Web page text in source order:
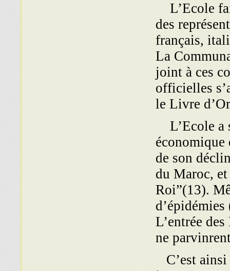
L’Ecole
des
français,
La
joint à ces
officielles
le Livre
L’Ecole a
économique
de son
du Maroc,
Roi”(13).
L’entrée
ne
C’est ainsi